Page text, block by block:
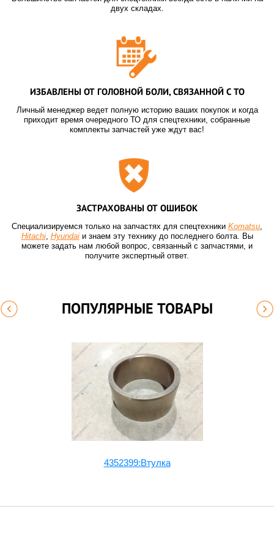
двух складах.
ИЗБАВЛЕНЫ ОТ ГОЛОВНОЙ БОЛИ, СВЯЗАННОЙ С ТО
Личный менеджер ведет полную историю ваших покупок и когда
приходит время очередного ТО для спецтехники, собранные
комплекты запчастей уже ждут вас!
ЗАСТРАХОВАНЫ ОТ ОШИБОК
Специализируемся только на запчастях для спецтехники Komatsu,
Hitachi, Hyundaiи знаем эту технику до последнего болта. Вы
можете задать нам любой вопрос, связанный с запчастями, и
получите экспертный ответ.
ПОПУЛЯРНЫЕ ТОВАРЫ
4352399:Втулка